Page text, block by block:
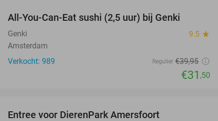
All-You-Can-Eat sushi (2,5 uur) bij Genki
Genki 9.5 star
Amsterdam
Verkocht: 989
Regulier €39,95
€31 ,50
Entree voor DierenPark Amersfoort